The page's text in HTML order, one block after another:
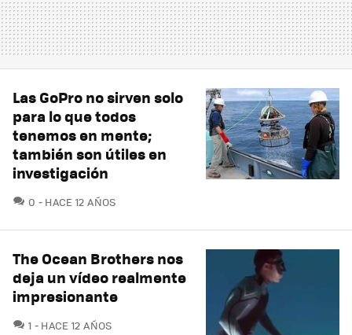
Las GoPro no sirven solo
para lo que todos
tenemos en mente;
también son útiles en
investigación
0 COMENTARIOS
HACE 12 AÑOS
The Ocean Brothers nos
deja un vídeo realmente
impresionante
1 COMENTARIOS
HACE 12 AÑOS